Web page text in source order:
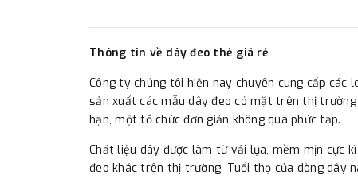
Thông tin về dây đeo thẻ giá rẻ
Công ty chúng tôi hiện nay chuyên cung cấp các
sản xuất các mẫu dây đeo có mặt trên thị
hạn, một tổ chức đơn giản không quá phức tạp.
Chất liệu dây được làm từ vải lụa, mềm mịn cực
đeo khác trên thị trường. Tuổi thọ của dòng dây